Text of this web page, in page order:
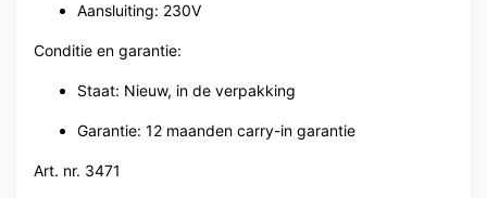
Aansluiting: 230V
Conditie en garantie:
Staat: Nieuw, in de verpakking
Garantie: 12 maanden carry-in garantie
Art. nr. 3471